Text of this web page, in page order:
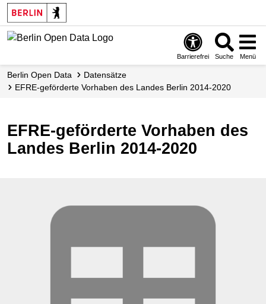
Skip
to
main
Barrierefrei Suche Menü
Berlin Open Data
Datensätze
EFRE-geförderte Vorhaben des Landes Berlin 2014-2020
EFRE-geförderte Vorhaben des
Landes Berlin 2014-2020